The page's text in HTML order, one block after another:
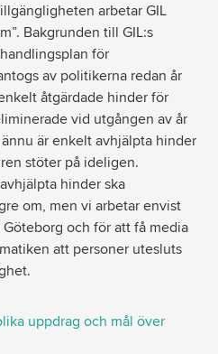
arbetar GIL
Bakgrunden till GIL:s
för
av politikerna redan år
åtgärdade hinder för
vid utgången av år
är enkelt avhjälpta hinder
stöter på ideligen.
hinder ska
om, men vi arbetar envist
och för att få media
att personer utesluts
uppdrag och mål över